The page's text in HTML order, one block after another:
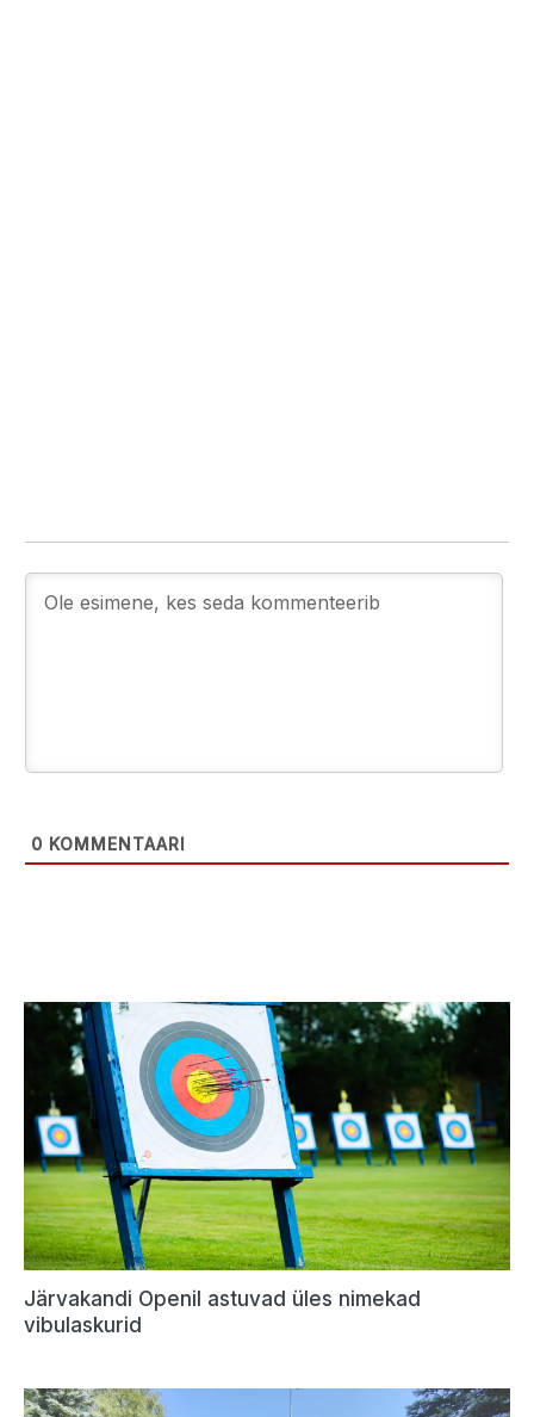
0 KOMMENTAARI
Järvakandi Openil astuvad üles nimekad
vibulaskurid